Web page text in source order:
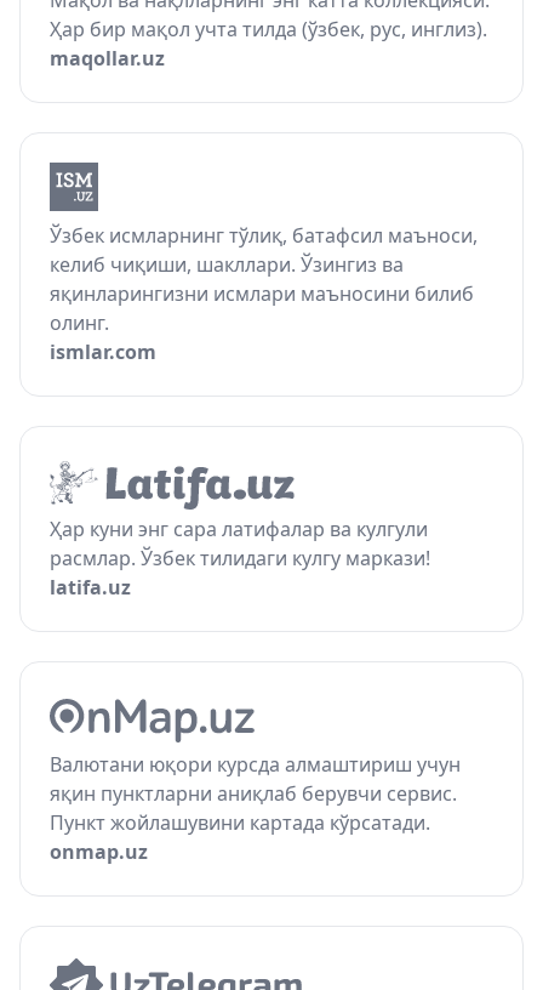
Ҳар бир мақол учта тилда (ўзбек, рус, инглиз).
maqollar.uz
Ўзбек исмларнинг тўлиқ, батафсил маъноси,
келиб чиқиши, шакллари. Ўзингиз ва
яқинларингизни исмлари маъносини билиб
олинг.
ismlar.com
Ҳар куни энг сара латифалар ва кулгули
расмлар. Ўзбек тилидаги кулгу маркази!
latifa.uz
Валютани юқори курсда алмаштириш учун
яқин пунктларни аниқлаб берувчи сервис.
Пункт жойлашувини картада кўрсатади.
onmap.uz